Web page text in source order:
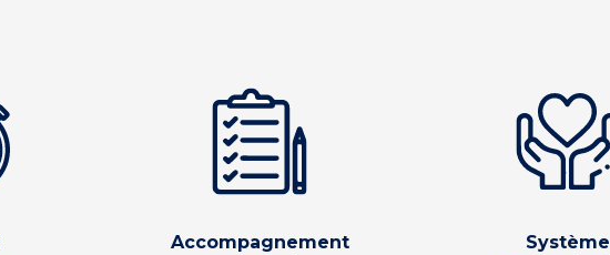
Accompagnement
Système